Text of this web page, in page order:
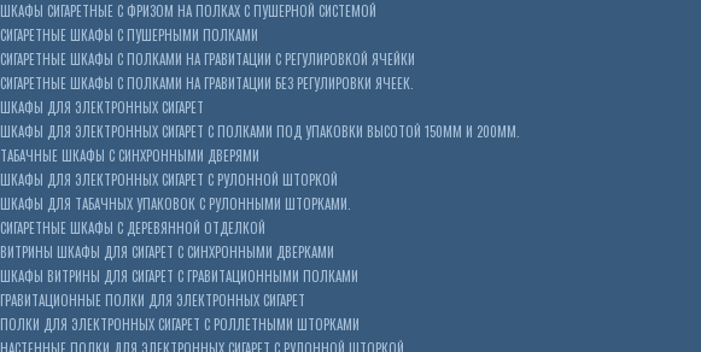
ШКАФЫ СИГАРЕТНЫЕ С ФРИЗОМ НА ПОЛКАХ С ПУШЕРНОЙ СИСТЕМОЙ
СИГАРЕТНЫЕ ШКАФЫ С ПУШЕРНЫМИ ПОЛКАМИ
СИГАРЕТНЫЕ ШКАФЫ С ПОЛКАМИ НА ГРАВИТАЦИИ С РЕГУЛИРОВКОЙ ЯЧЕЙКИ
СИГАРЕТНЫЕ ШКАФЫ С ПОЛКАМИ НА ГРАВИТАЦИИ БЕЗ РЕГУЛИРОВКИ ЯЧЕЕК.
ШКАФЫ ДЛЯ ЭЛЕКТРОННЫХ СИГАРЕТ
ШКАФЫ ДЛЯ ЭЛЕКТРОННЫХ СИГАРЕТ С ПОЛКАМИ ПОД УПАКОВКИ ВЫСОТОЙ 150ММ И 200ММ.
ТАБАЧНЫЕ ШКАФЫ С СИНХРОННЫМИ ДВЕРЯМИ
ШКАФЫ ДЛЯ ЭЛЕКТРОННЫХ СИГАРЕТ С РУЛОННОЙ ШТОРКОЙ
ШКАФЫ ДЛЯ ТАБАЧНЫХ УПАКОВОК С РУЛОННЫМИ ШТОРКАМИ.
СИГАРЕТНЫЕ ШКАФЫ С ДЕРЕВЯННОЙ ОТДЕЛКОЙ
ВИТРИНЫ ШКАФЫ ДЛЯ СИГАРЕТ С СИНХРОННЫМИ ДВЕРКАМИ
ШКАФЫ ВИТРИНЫ ДЛЯ СИГАРЕТ С ГРАВИТАЦИОННЫМИ ПОЛКАМИ
ГРАВИТАЦИОННЫЕ ПОЛКИ ДЛЯ ЭЛЕКТРОННЫХ СИГАРЕТ
ПОЛКИ ДЛЯ ЭЛЕКТРОННЫХ СИГАРЕТ С РОЛЛЕТНЫМИ ШТОРКАМИ